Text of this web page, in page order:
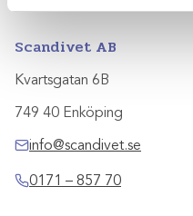
Scandivet AB
Kvartsgatan 6B
749 40 Enköping
info@scandivet.se
0171 – 857 70